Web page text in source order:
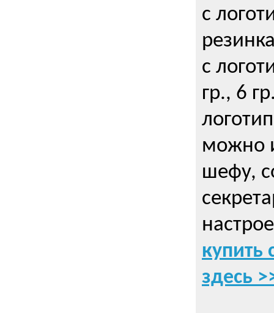
с
с
гр., 6
можно
шефу,
купить
здесь